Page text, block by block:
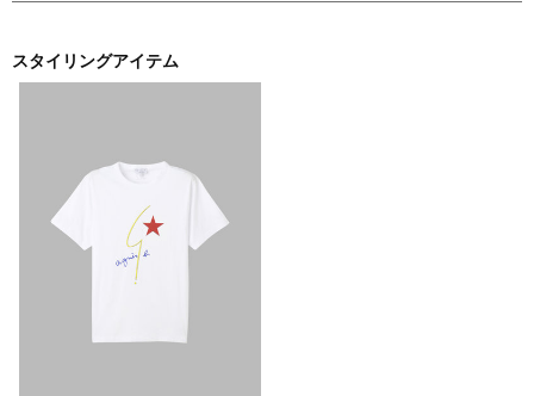
スタイリングアイテム